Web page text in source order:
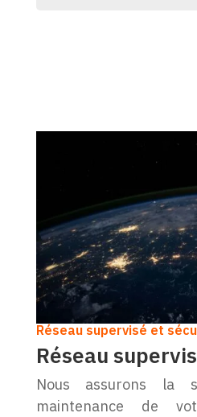
Réseau supervisé et
Réseau
Nous assurons la
maintenance de